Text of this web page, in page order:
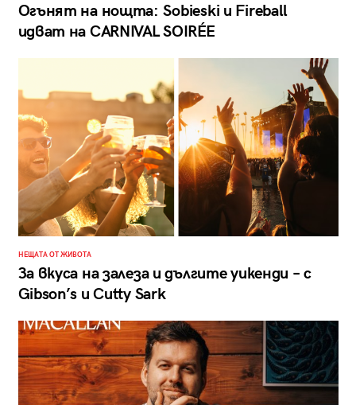
Огънят на нощта: Sobieski и Fireball
идват на CARNIVAL SOIRÉE
НЕЩАТА ОТ ЖИВОТА
За вкуса на залеза и дългите уикенди – с
Gibson’s и Cutty Sark